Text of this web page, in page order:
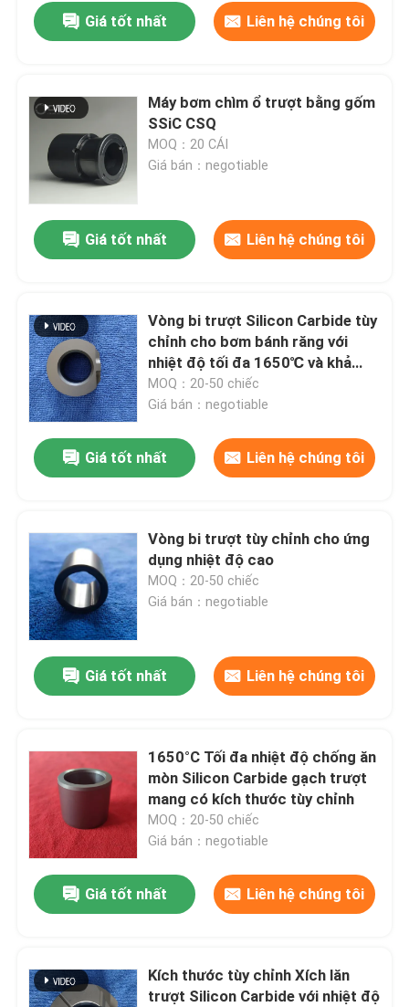
Các sản phẩm
Chương trình VR
Về chúng tôi
Kiểm soát chất lượng
Giá tốt nhất Liên hệ chúng tôi
Máy bơm chìm ổ trượt bằng gốm
SSiC CSQ
MOQ：20 CÁI
Giá bán：negotiable
Giá tốt nhất Liên hệ chúng tôi
Vòng bi trượt Silicon Carbide tùy
chỉnh cho bơm bánh răng với
nhiệt độ tối đa 1650℃ và khả
năng chống ăn mòn
MOQ：20-50 chiếc
Giá bán：negotiable
Giá tốt nhất Liên hệ chúng tôi
Vòng bi trượt tùy chỉnh cho ứng
dụng nhiệt độ cao
MOQ：20-50 chiếc
Giá bán：negotiable
Giá tốt nhất Liên hệ chúng tôi
1650°C Tối đa nhiệt độ chống ăn
mòn Silicon Carbide gạch trượt
mang có kích thước tùy chỉnh
MOQ：20-50 chiếc
Giá bán：negotiable
Giá tốt nhất Liên hệ chúng tôi
Kích thước tùy chỉnh Xích lăn
trượt Silicon Carbide với nhiệt độ